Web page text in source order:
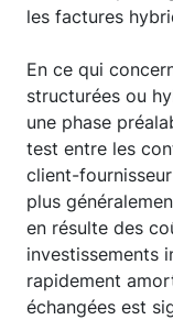
les factures
En ce qui
structurées ou
une phase
test entre les
client-
plus
en résulte des
investissements
rapidement
échangées est